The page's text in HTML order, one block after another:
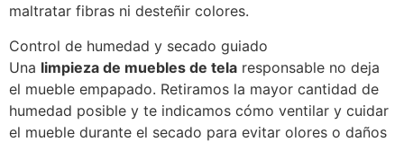
maltratar fibras ni desteñir colores.
Control de humedad y secado guiado
Una limpieza de muebles de tela responsable no deja
el mueble empapado. Retiramos la mayor cantidad de
humedad posible y te indicamos cómo ventilar y cuidar
el mueble durante el secado para evitar olores o daños